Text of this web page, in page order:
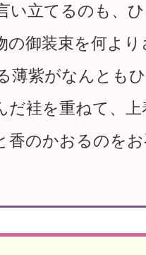
い立てるのも、
の御装束を何よ
薄紫がなんとも
袿を重ねて、
香のかおるのを